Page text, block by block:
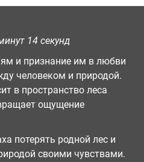
14 секунд
и признание им в любви
человеком и природой.
в пространство леса
ощущение
потерять родной лес и
своими чувствами.